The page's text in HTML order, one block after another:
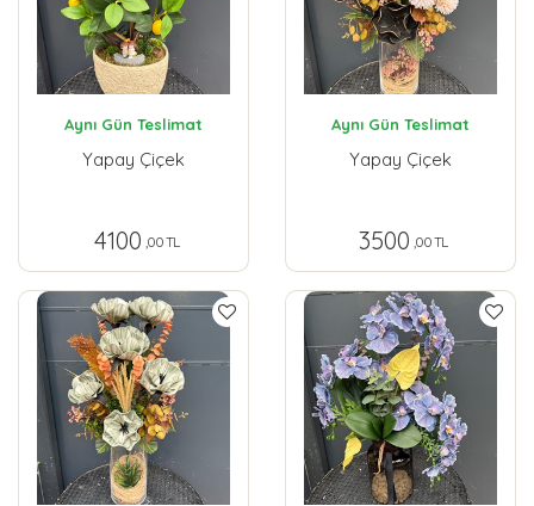
Aynı Gün Teslimat
Yapay Çiçek
4100 ,00 TL
Aynı Gün Teslimat
Yapay Çiçek
3500 ,00 TL